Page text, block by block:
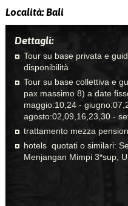
Località:Bali
Dettagli:
Tour su base privata e
disponibilità
Tour su base collettiva e
pax massimo 8) a date
maggio:10,24 -
agosto:02,09,16,23,30 -
trattamento mezza
hotels quotati o similari:
Menjangan Mimpi 3*sup,